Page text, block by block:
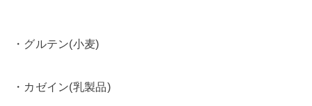
・グルテン(小麦)
・カゼイン(乳製品)